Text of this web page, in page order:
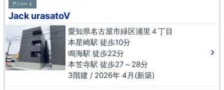
アパート
Jack urasatoⅤ
愛知県名古屋市緑区浦里４丁目
本星崎駅 徒歩10分
鳴海駅 徒歩22分
本笠寺駅 徒歩27～28分
3階建 / 2026年 4月(新築)